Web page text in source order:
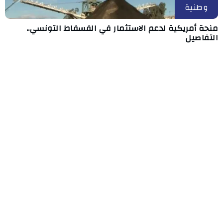
وطنية
منحة أمريكية لدعم الاستثمار في الفسفاط التونسي..
التفاصيل